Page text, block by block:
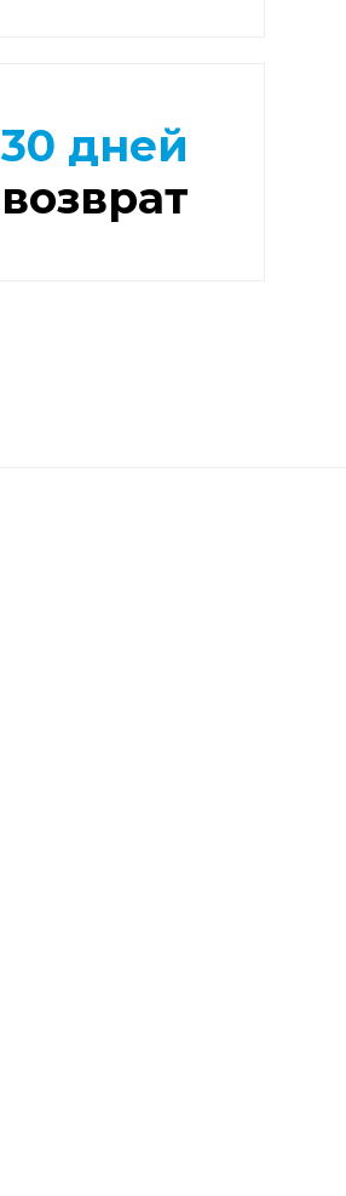
30 дней
возврат